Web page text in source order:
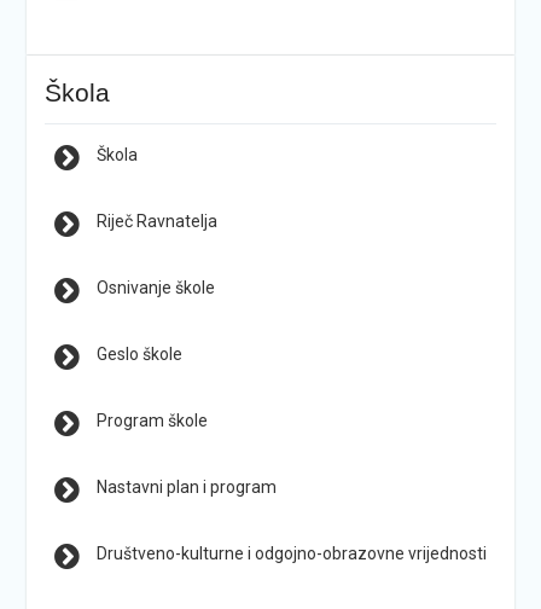
Škola
Škola
Riječ Ravnatelja
Osnivanje škole
Geslo škole
Program škole
Nastavni plan i program
Društveno-kulturne i odgojno-obrazovne vrijednosti